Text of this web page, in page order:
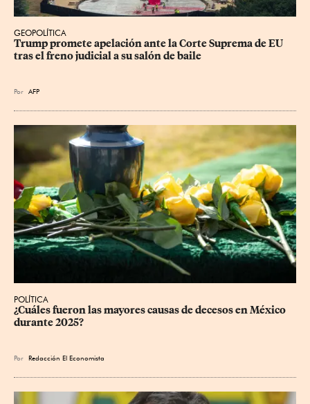
GEOPOLÍTICA
Trump promete apelación ante la Corte Suprema de EU
tras el freno judicial a su salón de baile
Por AFP
POLÍTICA
¿Cuáles fueron las mayores causas de decesos en México
durante 2025?
Por Redacción El Economista